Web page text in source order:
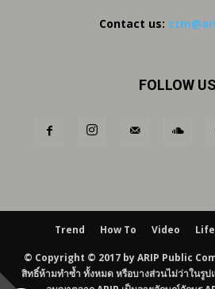
Contact us:
FOLLOW US
Trend How To Video
© Copyright © 2017 by ARIP Public
สิทธิ์ห้ามทำซ้ำ ทั้งหมด หรือบางส่วนไม่ว่าในรูป